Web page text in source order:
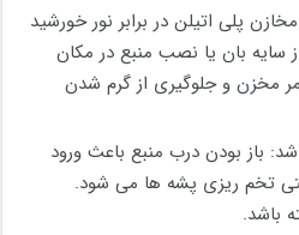
پلی ‌اتیلن در برابر نور خورشید
سایه ‌بان یا نصب منبع در مکان
مخزن و جلوگیری از گرم شدن
باز بودن درب منبع باعث ورود
تخم ‌ریزی پشه ‌ها می‌ شود.
باشد.